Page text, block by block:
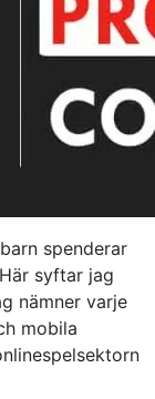
spenderar
syftar jag
nämner varje
mobila